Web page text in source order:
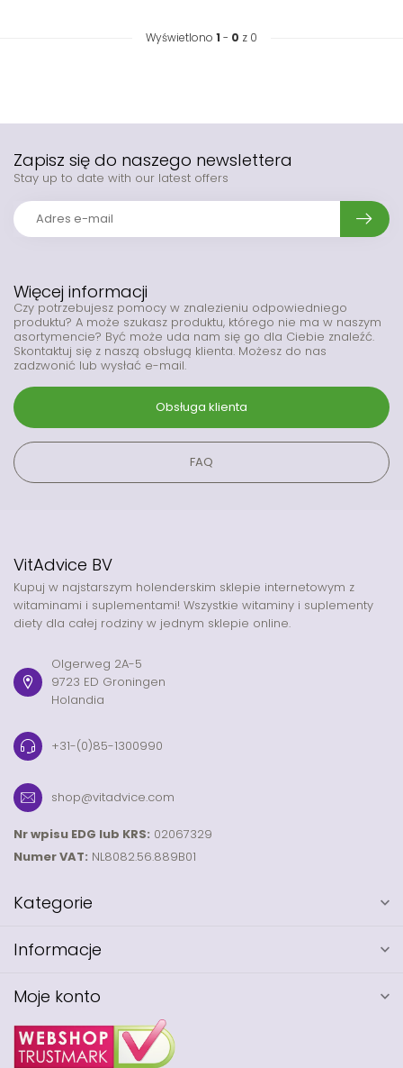
Wyświetlono 1 - 0 z 0
Więcej informacji
Czy potrzebujesz pomocy w znalezieniu odpowiedniego
produktu? A może szukasz produktu, którego nie ma w naszym
asortymencie? Być może uda nam się go dla Ciebie znaleźć.
Skontaktuj się z naszą obsługą klienta. Możesz do nas
zadzwonić lub wysłać e-mail.
Obsługa klienta
FAQ
Zapisz się do naszego newslettera
Stay up to date with our latest offers
VitAdvice BV
Kupuj w najstarszym holenderskim sklepie internetowym z
witaminami i suplementami! Wszystkie witaminy i suplementy
diety dla całej rodziny w jednym sklepie online.
Olgerweg 2A-5
9723 ED Groningen
Holandia
+31-(0)85-1300990
shop@vitadvice.com
Nr wpisu EDG lub KRS: 02067329
Numer VAT: NL8082.56.889B01
Kategorie
Informacje
Moje konto